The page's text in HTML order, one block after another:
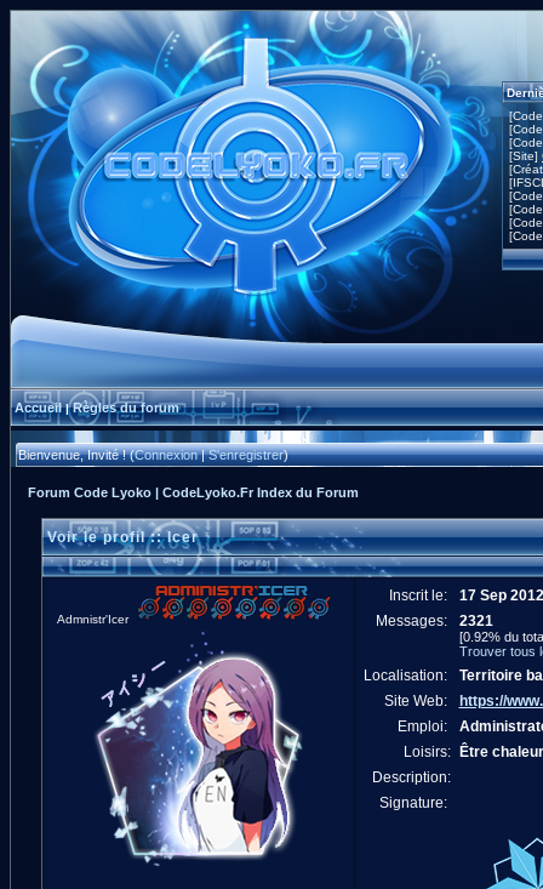
[Site]
Accueil|Règles du forum
Bienvenue, Invité ! (Connexion|S'enregistrer)
Forum Code Lyoko | CodeLyoko.Fr Index du Forum
Voir le profil :: Icer
Admnistr'Icer
Inscrit le:
17 Sep 2012
Messages:
2321
[0.92% du
Trouver tous
Localisation:
Territoire
Site Web:
https://
Emploi:
Loisirs:
Être
Description:
Signature: